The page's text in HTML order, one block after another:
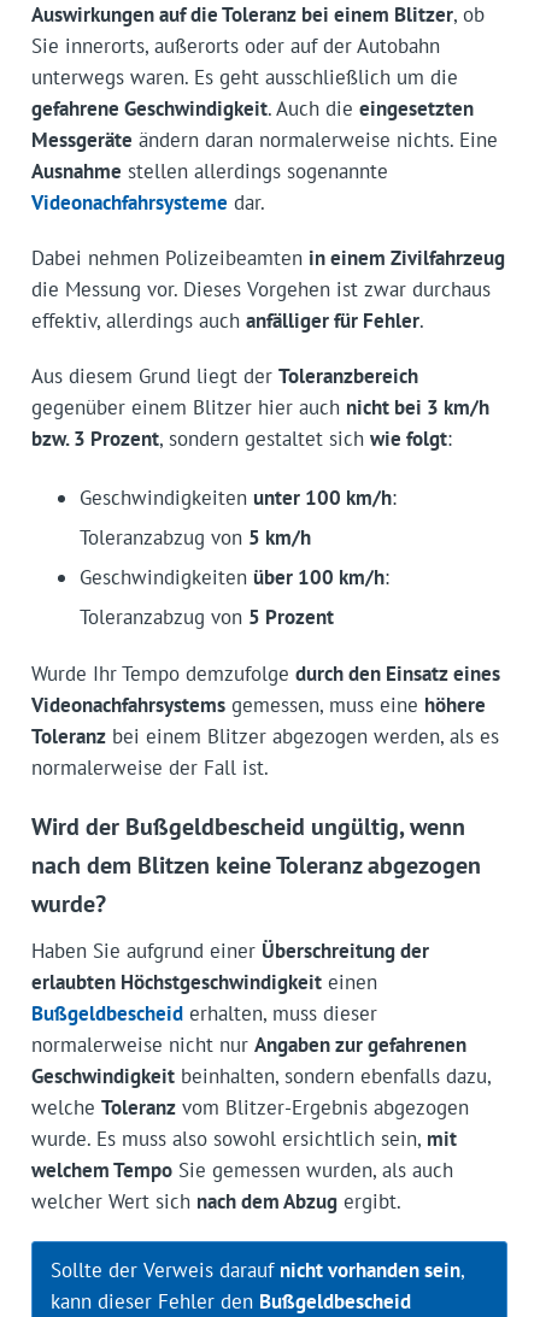
Auswirkungen auf die Toleranz bei einem Blitzer, ob
Sie innerorts, außerorts oder auf der Autobahn
unterwegs waren. Es geht ausschließlich um die
gefahrene Geschwindigkeit. Auch die eingesetzten
Messgeräte ändern daran normalerweise nichts. Eine
Ausnahme stellen allerdings sogenannte
Videonachfahrsysteme dar.
Dabei nehmen Polizeibeamten in einem Zivilfahrzeug
die Messung vor. Dieses Vorgehen ist zwar durchaus
effektiv, allerdings auch anfälliger für Fehler.
Aus diesem Grund liegt der Toleranzbereich
gegenüber einem Blitzer hier auch nicht bei 3 km/h
bzw. 3 Prozent, sondern gestaltet sich wie folgt:
Geschwindigkeiten unter 100 km/h:
Toleranzabzug von 5 km/h
Geschwindigkeiten über 100 km/h:
Toleranzabzug von 5 Prozent
Wurde Ihr Tempo demzufolge durch den Einsatz eines
Videonachfahrsystemsgemessen, muss eine höhere
Toleranzbei einem Blitzer abgezogen werden, als es
normalerweise der Fall ist.
Wird der Bußgeldbescheid ungültig, wenn
nach dem Blitzen keine Toleranz abgezogen
wurde?
Haben Sie aufgrund einer Überschreitung der
erlaubten Höchstgeschwindigkeiteinen
Bußgeldbescheiderhalten, muss dieser
normalerweise nicht nur Angaben zur gefahrenen
Geschwindigkeitbeinhalten, sondern ebenfalls dazu,
welche Toleranzvom Blitzer-Ergebnis abgezogen
wurde. Es muss also sowohl ersichtlich sein, mit
welchem TempoSie gemessen wurden, als auch
welcher Wert sich nach dem Abzugergibt.
Sollte der Verweis darauf nicht vorhanden sein,
kann dieser Fehler den Bußgeldbescheid